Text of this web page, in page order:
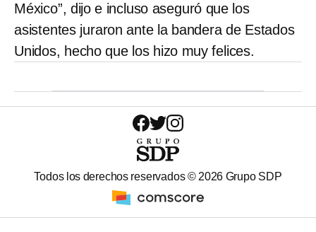
México”, dijo e incluso aseguró que los
asistentes juraron ante la bandera de Estados
Unidos, hecho que los hizo muy felices.
Todos los derechos reservados © 2026 Grupo SDP